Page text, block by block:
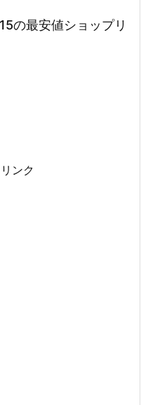
の最安値ショップリ
ンク